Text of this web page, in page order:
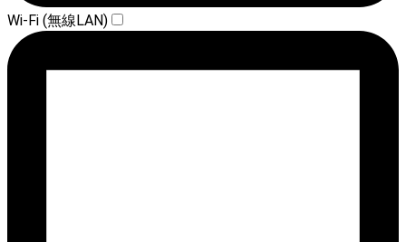
Wi-Fi (無線LAN)